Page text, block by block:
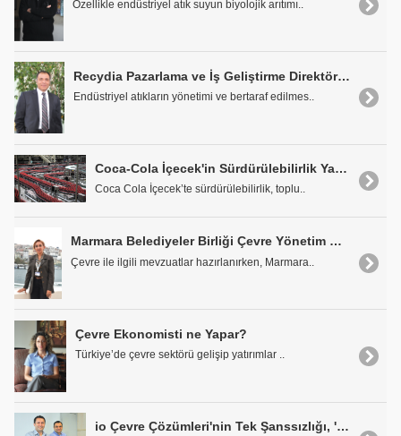
Özellikle endüstriyel atık suyun biyolojik arıtımı..
Recydia Pazarlama ve İş Geliştirme Direktörü Galip Tekiner: 'Çevre ve Atık Sektörüne 65 Milyon Euro Yatırım Yaptık'
Endüstriyel atıkların yönetimi ve bertaraf edilmes..
Coca-Cola İçecek'in Sürdürülebilirlik Yaklaşımı
Coca Cola İçecek’te sürdürülebilirlik, toplu..
Marmara Belediyeler Birliği Çevre Yönetim Merkezi Direktörü Aynur Acar: 'Sanayiciler Sorumluluklarından Kaçamaz'
Çevre ile ilgili mevzuatlar hazırlanırken, Marmara..
Çevre Ekonomisti ne Yapar?
Türkiye’de çevre sektörü gelişip yatırımlar ..
io Çevre Çözümleri'nin Tek Şanssızlığı, 'İlk Olanı' Yapmak!..